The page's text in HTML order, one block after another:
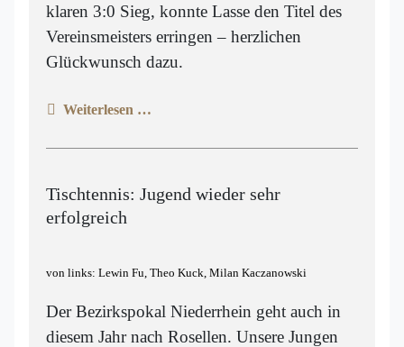
klaren 3:0 Sieg, konnte Lasse den Titel des
Vereinsmeisters erringen – herzlichen
Glückwunsch dazu.
Weiterlesen …
Tischtennis: Jugend wieder sehr
erfolgreich
von links: Lewin Fu, Theo Kuck, Milan Kaczanowski
Der Bezirkspokal Niederrhein geht auch in
diesem Jahr nach Rosellen. Unsere Jungen